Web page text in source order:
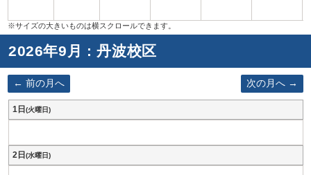
2026年9月 : 丹波校区
前の月へ 次の月へ
1日 (火曜日)
2日 (水曜日)